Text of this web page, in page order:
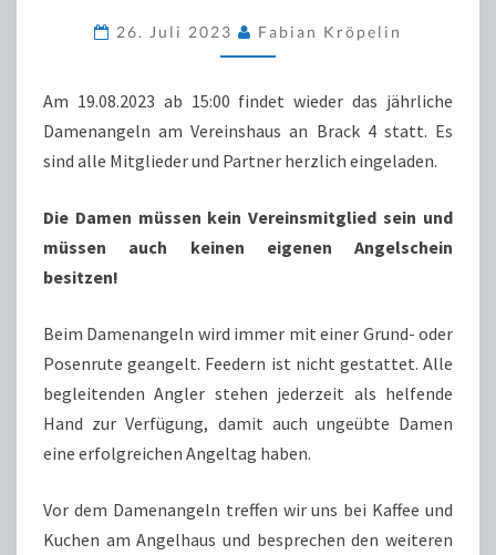
26. Juli 2023 Fabian Kröpelin
Am 19.08.2023 ab 15:00 findet wieder das jährliche
Damenangeln am Vereinshaus an Brack 4 statt. Es
sind alle Mitglieder und Partner herzlich eingeladen.
Die Damen müssen kein Vereinsmitglied sein und
müssen auch keinen eigenen Angelschein
besitzen!
Beim Damenangeln wird immer mit einer Grund- oder
Posenrute geangelt. Feedern ist nicht gestattet. Alle
begleitenden Angler stehen jederzeit als helfende
Hand zur Verfügung, damit auch ungeübte Damen
eine erfolgreichen Angeltag haben.
Vor dem Damenangeln treffen wir uns bei Kaffee und
Kuchen am Angelhaus und besprechen den weiteren